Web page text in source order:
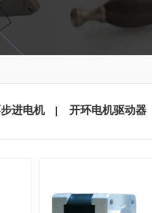
进电机 开环电机驱动器